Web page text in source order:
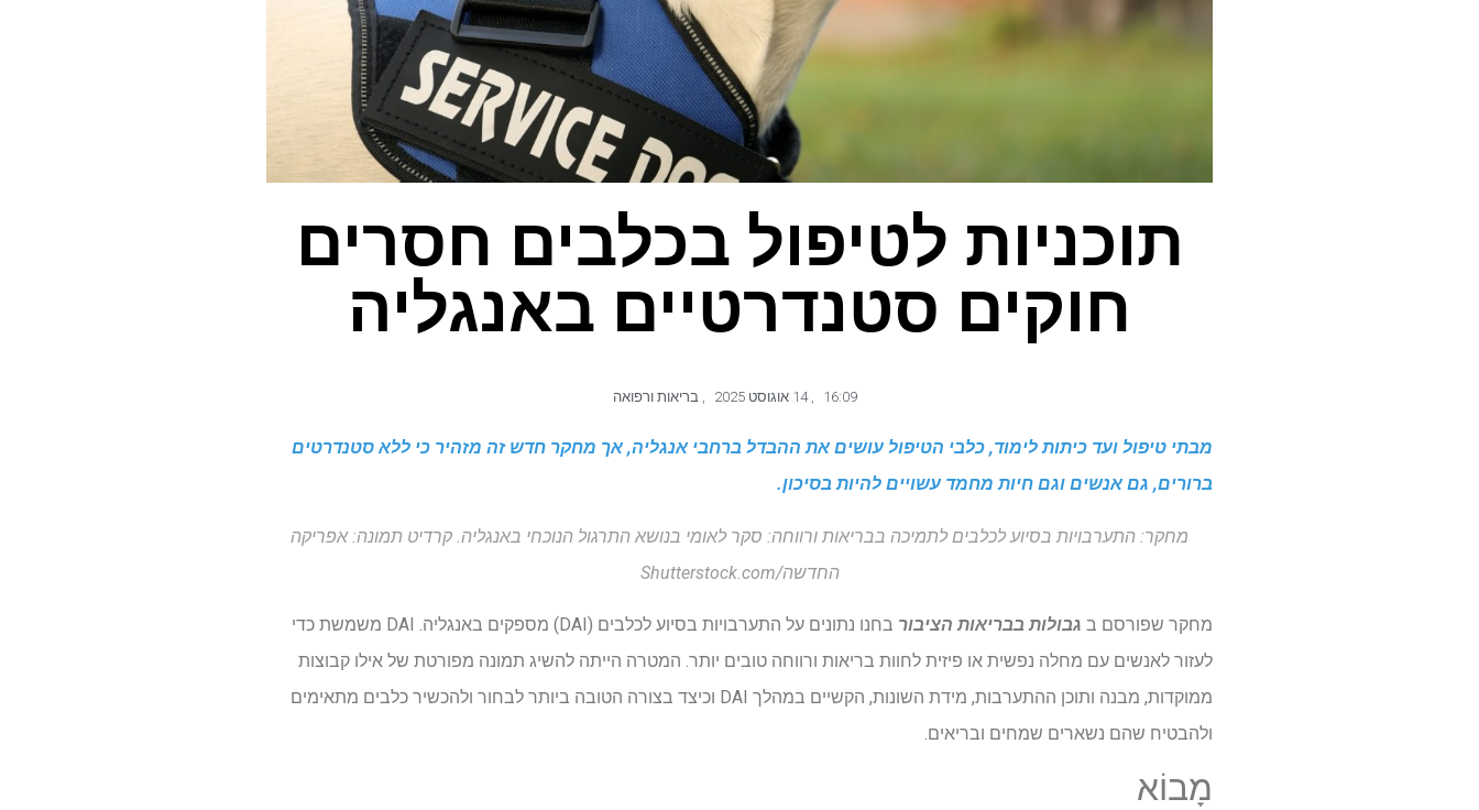
תוכניות לטיפול בכלבים חסרים
חוקים סטנדרטיים באנגליה
16:09
, 14 אוגוסט 2025 , בריאות ורפואה
מבתי טיפול ועד כיתות לימוד, כלבי הטיפול עושים את ההבדל ברחבי אנגליה, אך מחקר חדש זה מזהיר כי ללא סטנדרטים
ברורים, גם אנשים וגם חיות מחמד עשויים להיות בסיכון.
מחקר: התערבויות בסיוע לכלבים לתמיכה בבריאות ורווחה: סקר לאומי בנושא התרגול הנוכחי באנגליה. קרדיט תמונה: אפריקה
החדשה/Shutterstock.com
מחקר שפורסם ב גבולות בבריאות הציבור
בחנו נתונים על התערבויות בסיוע לכלבים (DAI) מספקים באנגליה. DAI משמשת כדי
לעזור לאנשים עם מחלה נפשית או פיזית לחוות בריאות ורווחה טובים יותר. המטרה הייתה להשיג תמונה מפורטת של אילו קבוצות
ממוקדות, מבנה ותוכן ההתערבות, מידת השונות, הקשיים במהלך DAI וכיצד בצורה הטובה ביותר לבחור ולהכשיר כלבים מתאימים
ולהבטיח שהם נשארים שמחים ובריאים.
מָבוֹא